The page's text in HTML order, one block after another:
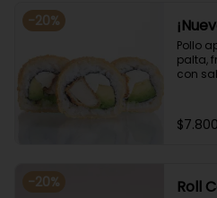
-20%
Pollo
palta,
con
$7.800
-20% Roll